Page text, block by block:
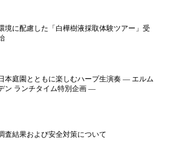
境に配慮した「白樺樹液採取体験ツアー」受
本庭園とともに楽しむハープ生演奏 ― エルム
ン ランチタイム特別企画 ―
査結果および安全対策について